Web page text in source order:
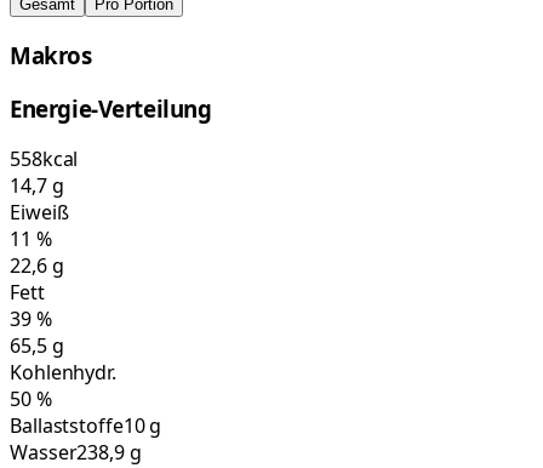
Gesamt Pro Portion
Makros
Energie-Verteilung
558kcal
14,7g
Eiweiß
11 %
22,6g
Fett
39%
65,5g
Kohlenhydr.
50%
Ballaststoffe10 g
Wasser238,9 g